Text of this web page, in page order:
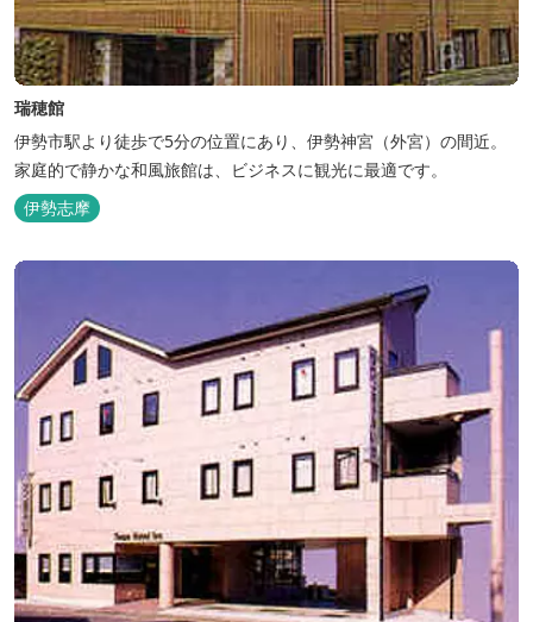
瑞穂館
伊勢市駅より徒歩で5分の位置にあり、伊勢神宮（外宮）の間近。
家庭的で静かな和風旅館は、ビジネスに観光に最適です。
伊勢志摩